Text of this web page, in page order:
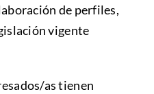
de perfiles,
vigente
as tienen